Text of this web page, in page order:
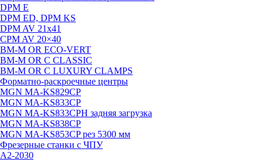
DPM E
DPM ED, DPM KS
DPM AV 21х41
CPM AV 20×40
BM-M OR ECO-VERT
BM-M OR C CLASSIC
BM-M OR C LUXURY CLAMPS
Форматно-раскроечные центры
MGN MA-KS829CP
MGN MA-KS833CP
MGN MA-KS833CPH задняя загрузка
MGN MA-KS838CP
MGN MA-KS853CP рез 5300 мм
Фрезерные станки с ЧПУ
A2-2030